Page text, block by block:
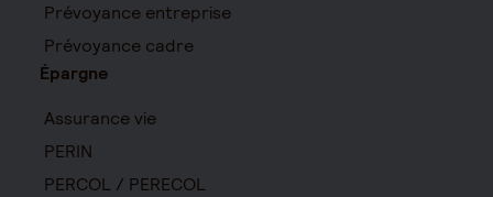
Prévoyance entreprise
Prévoyance cadre
Épargne
Assurance vie
PERIN
PERCOL / PERECOL